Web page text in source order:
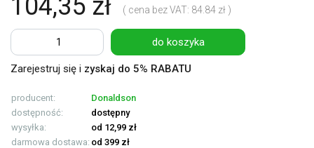
104,35 zł ( cena bez VAT: 84.84 zł )
do koszyka
Zarejestruj się i zyskaj do 5% RABATU
producent:
Donaldson
dostępność:
dostępny
wysyłka:
od 12,99 zł
darmowa dostawa: od 399 zł